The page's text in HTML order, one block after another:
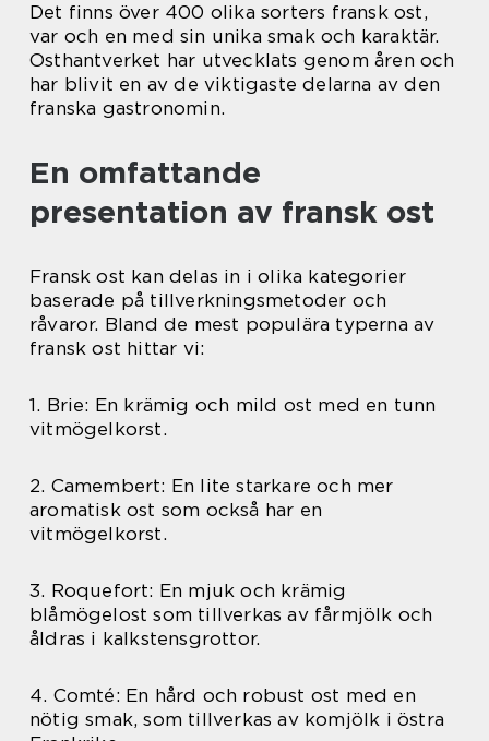
Det finns över 400 olika sorters fransk ost,
var och en med sin unika smak och karaktär.
Osthantverket har utvecklats genom åren och
har blivit en av de viktigaste delarna av den
franska gastronomin.
En omfattande
presentation av fransk ost
Fransk ost kan delas in i olika kategorier
baserade på tillverkningsmetoder och
råvaror. Bland de mest populära typerna av
fransk ost hittar vi:
1. Brie: En krämig och mild ost med en tunn
vitmögelkorst.
2. Camembert: En lite starkare och mer
aromatisk ost som också har en
vitmögelkorst.
3. Roquefort: En mjuk och krämig
blåmögelost som tillverkas av fårmjölk och
åldras i kalkstensgrottor.
4. Comté: En hård och robust ost med en
nötig smak, som tillverkas av komjölk i östra